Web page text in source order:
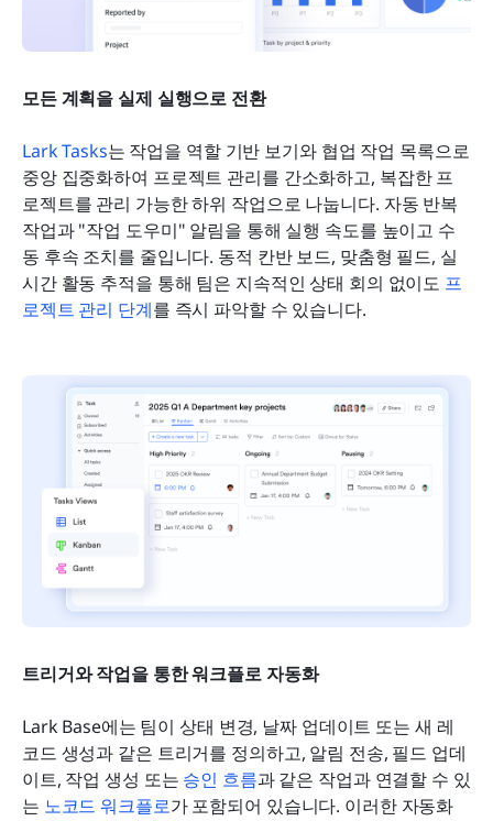
모든 계획을 실제 실행으로 전환
Lark Tasks는 작업을 역할 기반 보기와 협업 작업 목록으로
중앙 집중화하여 프로젝트 관리를 간소화하고, 복잡한 프
로젝트를 관리 가능한 하위 작업으로 나눕니다. 자동 반복
작업과 "작업 도우미" 알림을 통해 실행 속도를 높이고 수
동 후속 조치를 줄입니다. 동적 칸반 보드, 맞춤형 필드, 실
시간 활동 추적을 통해 팀은 지속적인 상태 회의 없이도 프
로젝트 관리 단계를 즉시 파악할 수 있습니다.
트리거와 작업을 통한 워크플로 자동화
Lark Base에는 팀이 상태 변경, 날짜 업데이트 또는 새 레
코드 생성과 같은 트리거를 정의하고, 알림 전송, 필드 업데
이트, 작업 생성 또는 승인 흐름과 같은 작업과 연결할 수 있
는 노코드 워크플로가 포함되어 있습니다. 이러한 자동화